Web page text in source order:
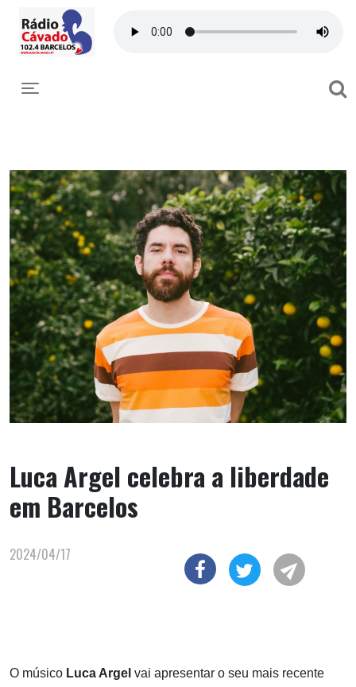
Toggle navigation
Luca Argel celebra a liberdade
em Barcelos
2024/04/17
O músico Luca Argel vai apresentar o seu mais recente